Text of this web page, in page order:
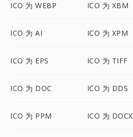
ICO 为 WEBP ICO 为 XBM
ICO 为 AI ICO 为 XPM
ICO 为 EPS ICO 为 TIFF
ICO 为 DOC ICO 为 DDS
ICO 为 PPM ICO 为 DOCX